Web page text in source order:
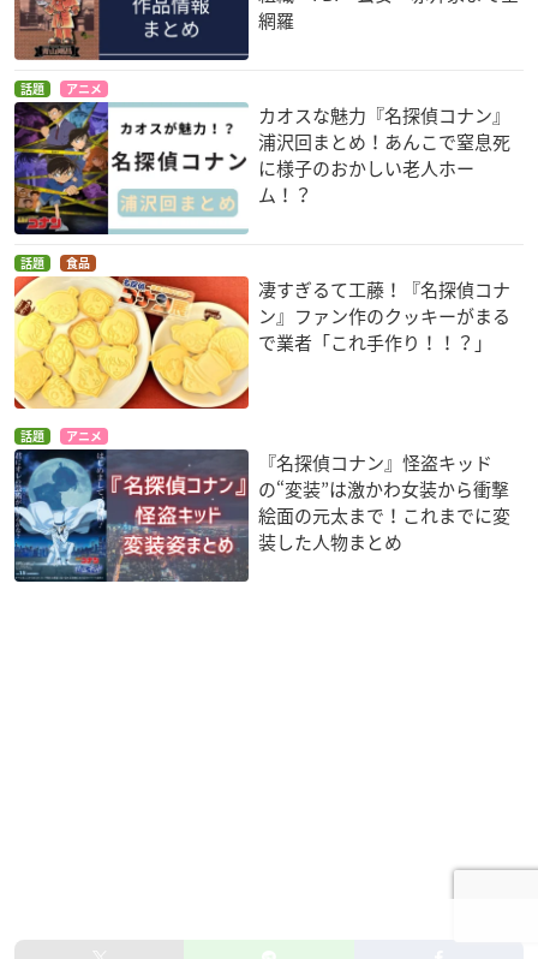
網羅
話題 アニメ
カオスな魅力『名探偵コナン』
浦沢回まとめ！あんこで窒息死
に様子のおかしい老人ホー
ム！？
話題 食品
凄すぎるて工藤！『名探偵コナ
ン』ファン作のクッキーがまる
で業者「これ手作り！！？」
話題 アニメ
『名探偵コナン』怪盗キッド
の“変装”は激かわ女装から衝撃
絵面の元太まで！これまでに変
装した人物まとめ